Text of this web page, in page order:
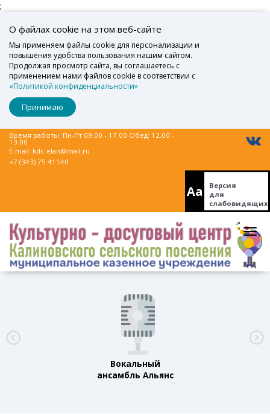
;
О файлах cookie на этом веб-сайте
Мы применяем файлы cookie для персонализации и
повышения удобства пользования нашим сайтом.
Продолжая просмотр сайта, вы соглашаетесь с
применением нами файлов cookie в соответствии с
«Политикой конфиденциальности»
Принимаю
Время работы: Пн-Пт 09.00 - 17.00 Обед: 12.00 -
13.00
E-mail: kdc-elan@mail.ru
+7 (343) 75 41140
Aa
Версия
для
слабовидящих
Вокальный
ансамбль Альянс